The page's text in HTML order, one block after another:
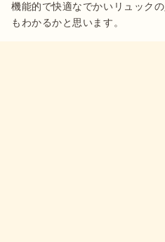
機能的で快適なでかいリュック